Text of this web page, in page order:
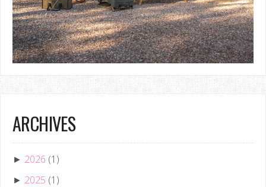
ARCHIVES
► 2026 (1)
► 2025 (1)